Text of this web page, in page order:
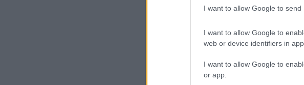
I want to allow Google to
I want to allow Google to
web or device identifiers in
I want to allow Google to
or app.
Υλικά:
400 ml παγωμένη
2/3 φλ. τσ. ζάχαρη